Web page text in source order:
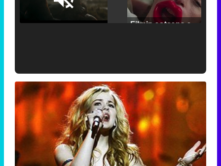
Unmute /
Loaded:
25.30%
'120 Minutos' celebra sus 2.000 programas en Telemadrid con un vídeo del día a día en la redacción
Tráiler de '33 días', la nueva serie de Atresplayer con Julián Villagrán y José Manuel Poga